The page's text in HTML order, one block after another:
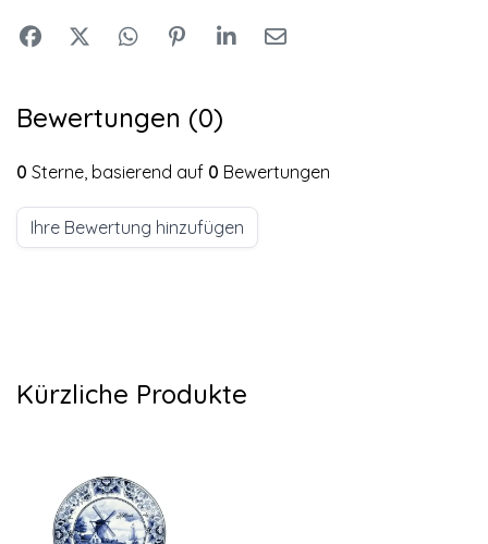
Bewertungen (0)
0 Sterne, basierend auf 0 Bewertungen
Ihre Bewertung hinzufügen
Kürzliche Produkte